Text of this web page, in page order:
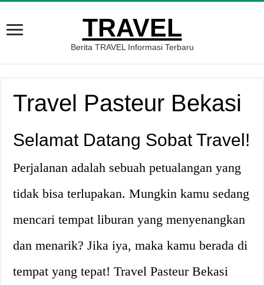
TRAVEL
Berita TRAVEL Informasi Terbaru
Travel Pasteur Bekasi
Selamat Datang Sobat Travel!
Perjalanan adalah sebuah petualangan yang
tidak bisa terlupakan. Mungkin kamu sedang
mencari tempat liburan yang menyenangkan
dan menarik? Jika iya, maka kamu berada di
tempat yang tepat! Travel Pasteur Bekasi